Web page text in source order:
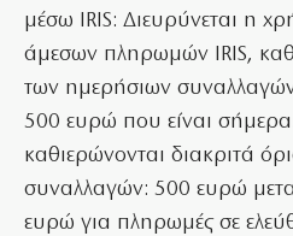
μέσω IRIS: Διευρύνεται η
άμεσων πληρωμών IRIS,
των ημερήσιων
500 ευρώ που είναι
καθιερώνονται διακριτά
συναλλαγών: 500 ευρώ
ευρώ για πληρωμές σε